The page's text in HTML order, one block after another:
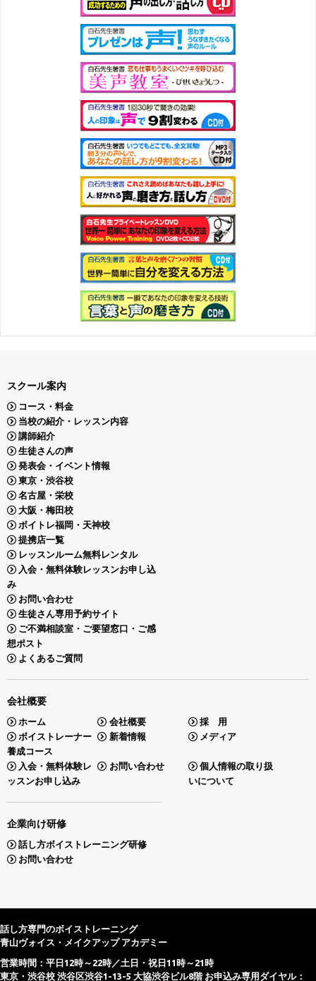
スクール案内
コース・料金
当校の紹介・レッスン内容
講師紹介
生徒さんの声
発表会・イベント情報
東京・渋谷校
名古屋・栄校
大阪・梅田校
ボイトレ福岡・天神校
提携店一覧
レッスンルーム無料レンタル
入会・無料体験レッスンお申し込
み
お問い合わせ
生徒さん専用予約サイト
ご不満相談室・ご要望窓口・ご感
想ポスト
よくあるご質問
会社概要
ホーム 会社概要
採 用
ボイストレーナー
養成コース
新着情報 メディア
入会・無料体験レ
ッスンお申し込み
お問い合わせ
個人情報の取り扱
いについて
企業向け研修
話し方ボイストレーニング研修
お問い合わせ
話し方専門のボイストレーニング
青山ヴォイス・メイクアップ アカデミー
営業時間：平日12時～22時／土日・祝日11時～21時
東京・渋谷校 渋谷区渋谷1-13-5 大協渋谷ビル8階 お申込み専用ダイヤル：